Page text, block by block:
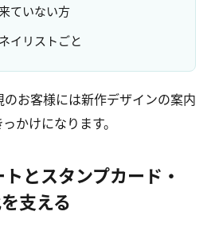
ていない方
イリストごと
お客様には新作デザインの案内
かけになります。
とスタンプカード・
支える